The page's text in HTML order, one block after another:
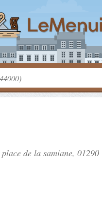
place de la samiane, 01290